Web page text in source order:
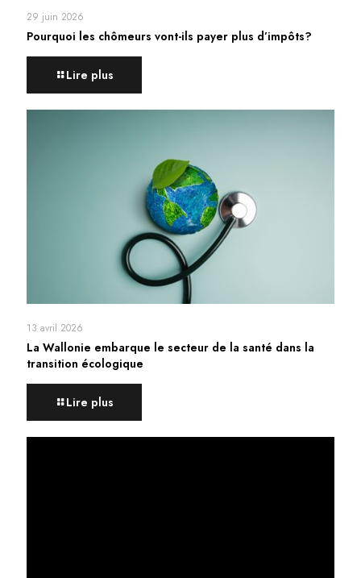
29 juin 2026
Pourquoi les chômeurs vont-ils payer plus d’impôts?
Lire plus
13 avril 2026
La Wallonie embarque le secteur de la santé dans la
transition écologique
Lire plus